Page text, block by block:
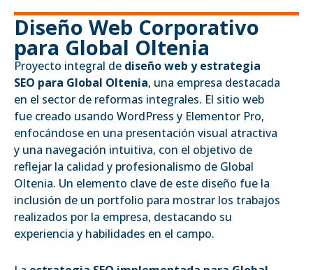
Diseño Web Corporativo
para Global Oltenia
Proyecto integral de diseño web y estrategia
SEO para Global Oltenia, una empresa destacada
en el sector de reformas integrales. El sitio web
fue creado usando WordPress y Elementor Pro,
enfocándose en una presentación visual atractiva
y una navegación intuitiva, con el objetivo de
reflejar la calidad y profesionalismo de Global
Oltenia. Un elemento clave de este diseño fue la
inclusión de un portfolio para mostrar los trabajos
realizados por la empresa, destacando su
experiencia y habilidades en el campo.